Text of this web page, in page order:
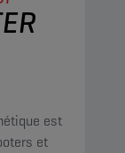
est
et